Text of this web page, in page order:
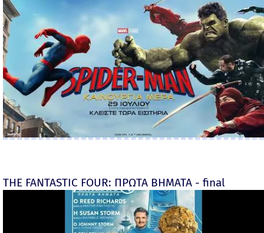
THE FANTASTIC FOUR: ΠΡΩΤΑ ΒΗΜΑΤΑ - final